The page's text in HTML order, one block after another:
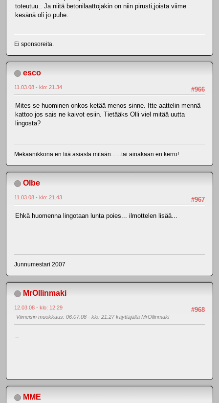
toteutuu.. Ja niitä betonilaattojakin on niin pirusti,joista viime
kesänä oli jo puhe.
Ei sponsoreita.
esco
#966
11.03.08 - klo: 21.34
Mites se huominen onkos ketää menos sinne. Itte aattelin mennä
kattoo jos sais ne kaivot esiin. Tietääks Olli viel mitää uutta
lingosta?
Mekaanikkona en tiiä asiasta mitään... ...tai ainakaan en kerro!
Olbe
#967
11.03.08 - klo: 21.43
Ehkä huomenna lingotaan lunta poies... ilmottelen lisää...
Junnumestari 2007
MrOllinmaki
#968
12.03.08 - klo: 12.29
Viimeisin muokkaus: 06.07.08 - klo: 21.27 käyttäjältä MrOllinmaki
..
MME